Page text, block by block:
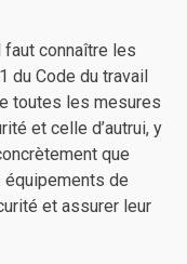
faut connaître les
du Code du travail
toutes les mesures
et celle d’autrui, y
que
de
et assurer leur